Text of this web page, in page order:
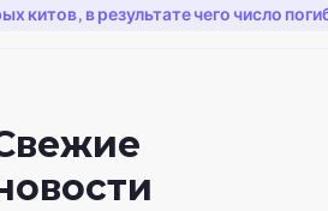
китов, в результате чего число